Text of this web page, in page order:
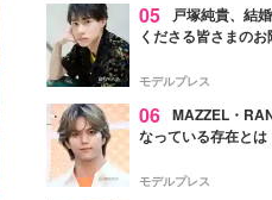
05
戸塚純貴、結
くださる皆さまの
す」【全文】
モデルプレス
06 MAZZEL・
なっている存在と
モデルプレス